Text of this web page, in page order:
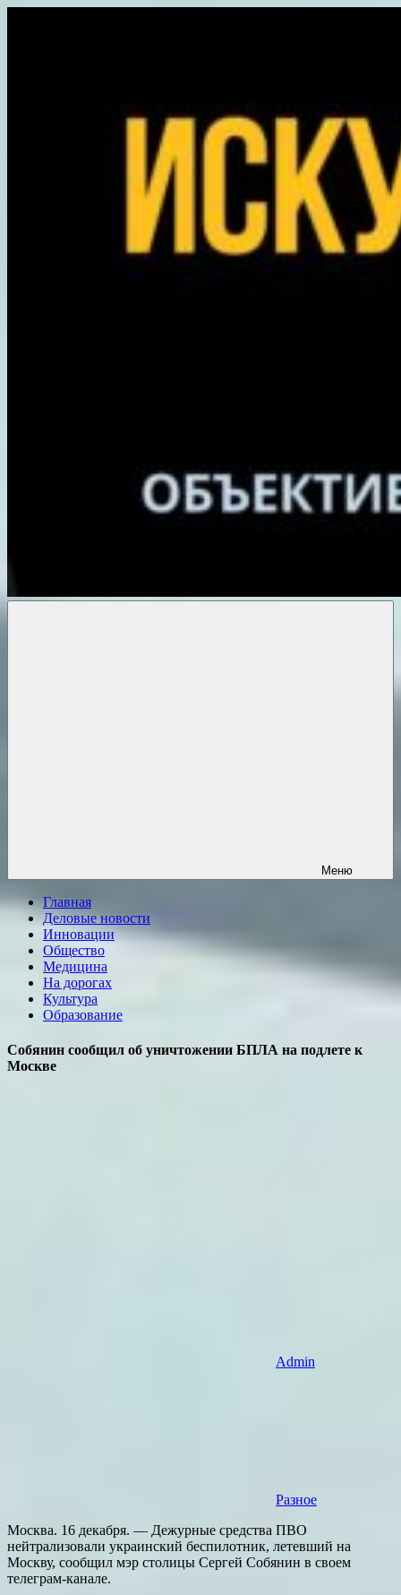
Меню
Главная
Деловые новости
Инновации
Общество
Медицина
На дорогах
Культура
Образование
Собянин сообщил об уничтожении БПЛА на подлете к
Москве
Admin
Разное
Москва. 16 декабря. — Дежурные средства ПВО
нейтрализовали украинский беспилотник, летевший на
Москву, сообщил мэр столицы Сергей Собянин в своем
телеграм-канале.